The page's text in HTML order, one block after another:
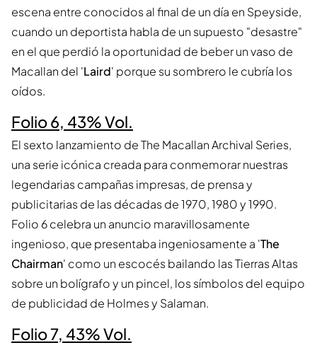
escena entre conocidos al final de un día en Speyside,
cuando un deportista habla de un supuesto "desastre"
en el que perdió la oportunidad de beber un vaso de
Macallan del 'Laird' porque su sombrero le cubría los
oídos.
Folio 6, 43% Vol.
El sexto lanzamiento de The Macallan Archival Series,
una serie icónica creada para conmemorar nuestras
legendarias campañas impresas, de prensa y
publicitarias de las décadas de 1970, 1980 y 1990.
Folio 6 celebra un anuncio maravillosamente
ingenioso, que presentaba ingeniosamente a 'The
Chairman' como un escocés bailando las Tierras Altas
sobre un bolígrafo y un pincel, los símbolos del equipo
de publicidad de Holmes y Salaman.
Folio 7, 43% Vol.